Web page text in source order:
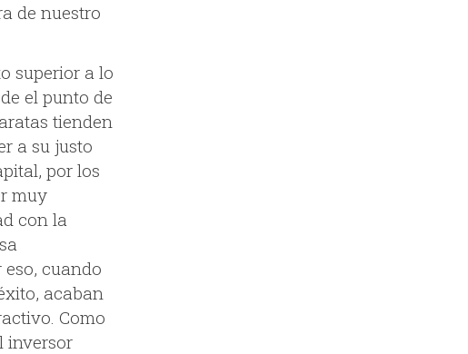
de nuestro
superior a lo
el punto de
tienden
a su justo
por los
muy
con la
cuando
acaban
Como
inversor